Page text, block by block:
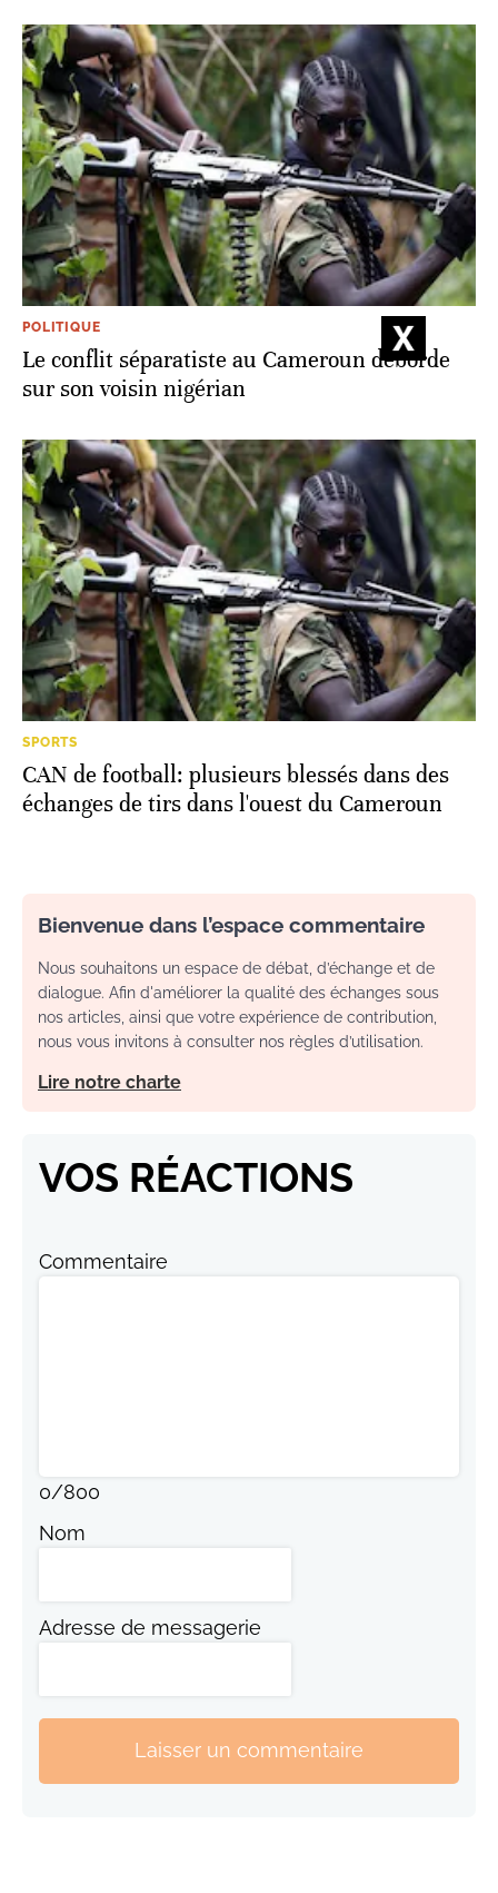
POLITIQUE
Le conflit séparatiste au Cameroun déborde
sur son voisin nigérian
SPORTS
CAN de football: plusieurs blessés dans des
échanges de tirs dans l'ouest du Cameroun
Bienvenue dans l’espace commentaire
Nous souhaitons un espace de débat, d’échange et de
dialogue. Afin d'améliorer la qualité des échanges sous
nos articles, ainsi que votre expérience de contribution,
nous vous invitons à consulter nos règles d’utilisation.
Lire notre charte
VOS RÉACTIONS
Commentaire
0/800
Nom
Adresse de messagerie
Laisser un commentaire